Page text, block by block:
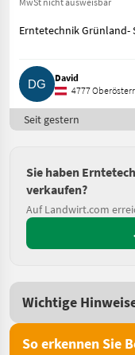
Erntetechnik Grünland-
David
4777
Seit gestern
Sie haben
verkaufen?
Auf Landwirt.com
Wichtige
So erkennen Sie